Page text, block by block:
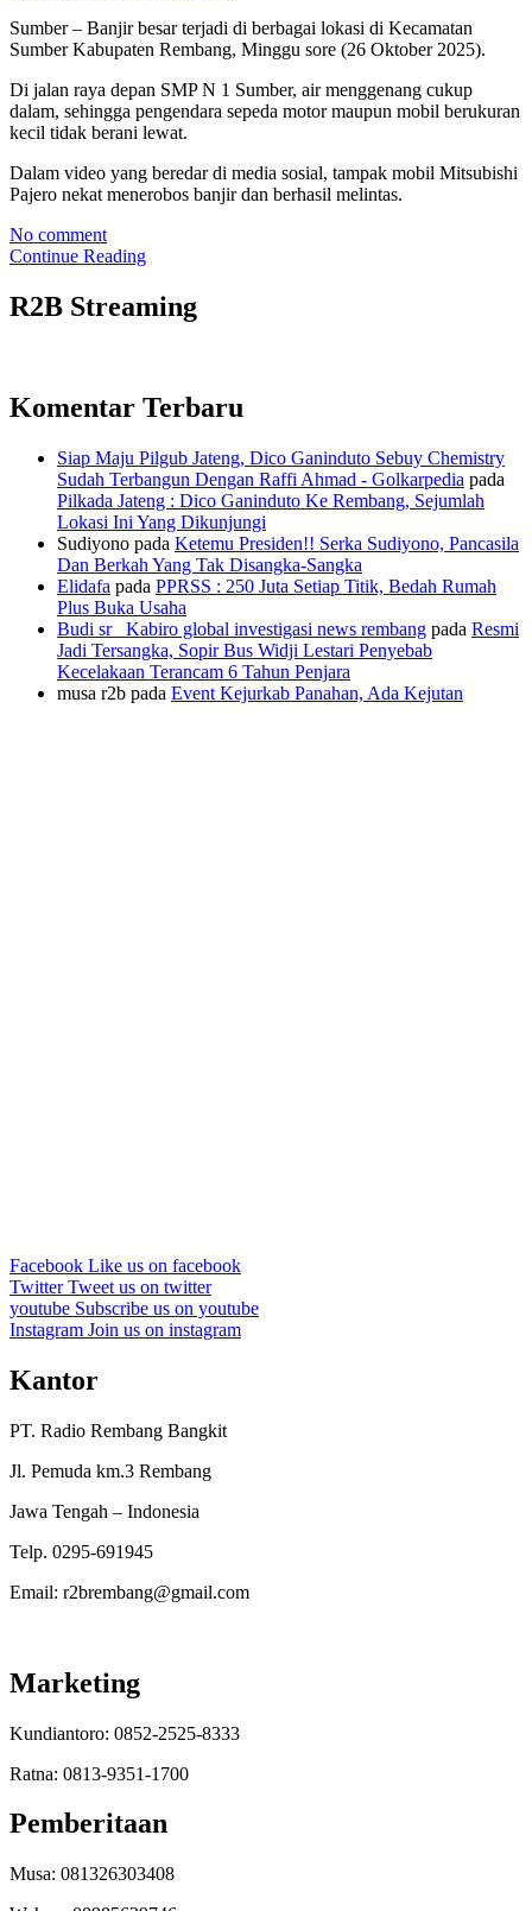
Sumber – Banjir besar terjadi di berbagai lokasi di Kecamatan
Sumber Kabupaten Rembang, Minggu sore (26 Oktober 2025).
Di jalan raya depan SMP N 1 Sumber, air menggenang cukup
dalam, sehingga pengendara sepeda motor maupun mobil berukuran
kecil tidak berani lewat.
Dalam video yang beredar di media sosial, tampak mobil Mitsubishi
Pajero nekat menerobos banjir dan berhasil melintas.
No comment
Continue Reading
R2B Streaming
Komentar Terbaru
Siap Maju Pilgub Jateng, Dico Ganinduto Sebuy Chemistry
Sudah Terbangun Dengan Raffi Ahmad - Golkarpedia pada
Pilkada Jateng : Dico Ganinduto Ke Rembang, Sejumlah
Lokasi Ini Yang Dikunjungi
Sudiyono pada Ketemu Presiden!! Serka Sudiyono, Pancasila
Dan Berkah Yang Tak Disangka-Sangka
Elidafa pada PPRSS : 250 Juta Setiap Titik, Bedah Rumah
Plus Buka Usaha
Budi sr_ Kabiro global investigasi news rembang pada Resmi
Jadi Tersangka, Sopir Bus Widji Lestari Penyebab
Kecelakaan Terancam 6 Tahun Penjara
musa r2b pada Event Kejurkab Panahan, Ada Kejutan
Facebook Like us on facebook
TwitterTweet us on twitter
youtube Subscribe us on youtube
Instagram Join us on instagram
Kantor
PT. Radio Rembang Bangkit
Jl. Pemuda km.3 Rembang
Jawa Tengah – Indonesia
Telp. 0295-691945
Email: r2brembang@gmail.com
Marketing
Kundiantoro: 0852-2525-8333
Ratna: 0813-9351-1700
Pemberitaan
Musa: 081326303408